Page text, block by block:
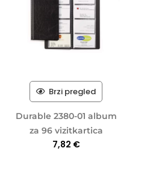
Brzi pregled
Durable 2380-01 album
za 96 vizitkartica
7,82 €